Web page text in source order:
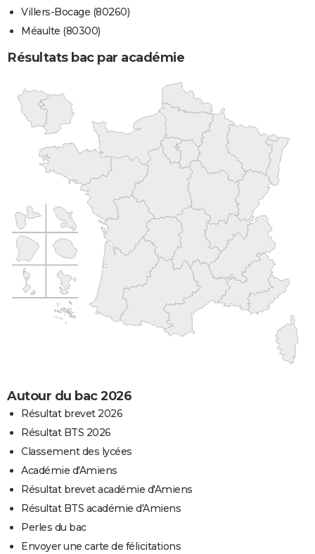
Villers-Bocage (80260)
Méaulte (80300)
Résultats bac par académie
Autour du bac 2026
Résultat brevet 2026
Résultat BTS 2026
Classement des lycées
Académie d'Amiens
Résultat brevet académie d'Amiens
Résultat BTS académie d'Amiens
Perles du bac
Envoyer une carte de félicitations